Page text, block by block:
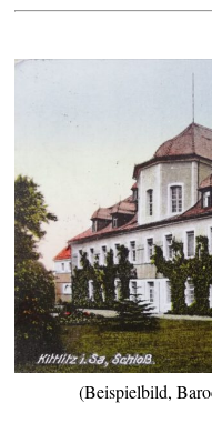
(Beispielbild,